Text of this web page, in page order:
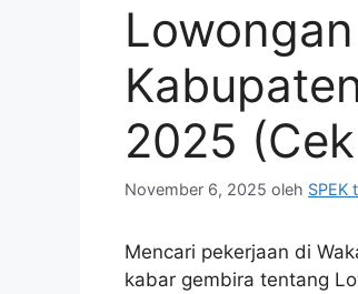
2025
November 6, 2025 oleh SPEK
Mencari pekerjaan di
kabar gembira tentang